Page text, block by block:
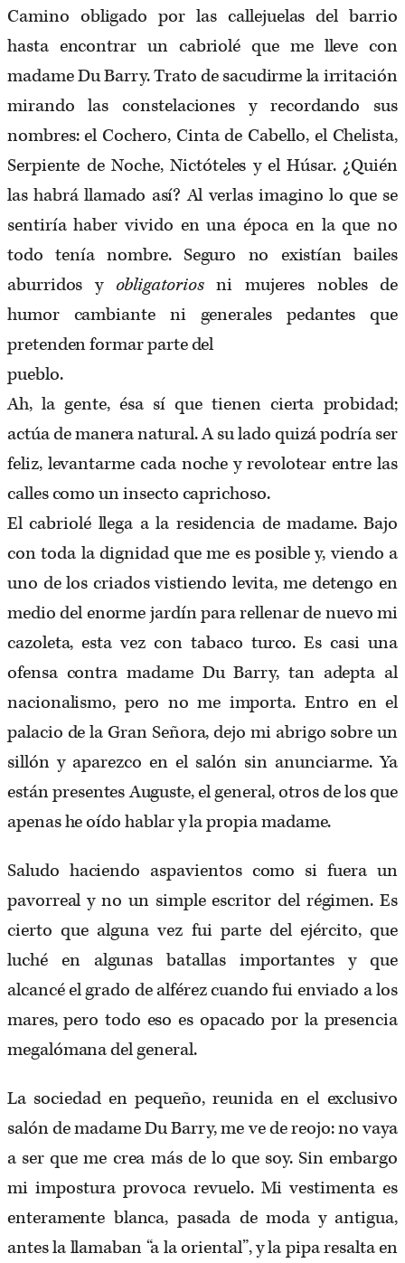
Camino obligado por las callejuelas del barrio
hasta encontrar un cabriolé que me lleve con
madame Du Barry. Trato de sacudirme la irritación
mirando las constelaciones y recordando sus
nombres: el Cochero, Cinta de Cabello, el Chelista,
Serpiente de Noche, Nictóteles y el Húsar. ¿Quién
las habrá llamado así? Al verlas imagino lo que se
sentiría haber vivido en una época en la que no
todo tenía nombre. Seguro no existían bailes
aburridos y obligatoriosni mujeres nobles de
humor cambiante ni generales pedantes que
pretenden formar parte del
pueblo.
Ah, la gente, ésa sí que tienen cierta probidad;
actúa de manera natural. A su lado quizá podría ser
feliz, levantarme cada noche y revolotear entre las
calles como un insecto caprichoso.
El cabriolé llega a la residencia de madame. Bajo
con toda la dignidad que me es posible y, viendo a
uno de los criados vistiendo levita, me detengo en
medio del enorme jardín para rellenar de nuevo mi
cazoleta, esta vez con tabaco turco. Es casi una
ofensa contra madame Du Barry, tan adepta al
nacionalismo, pero no me importa. Entro en el
palacio de la Gran Señora, dejo mi abrigo sobre un
sillón y aparezco en el salón sin anunciarme. Ya
están presentes Auguste, el general, otros de los que
apenas he oído hablar y la propia madame.
Saludo haciendo aspavientos como si fuera un
pavorreal y no un simple escritor del régimen. Es
cierto que alguna vez fui parte del ejército, que
luché en algunas batallas importantes y que
alcancé el grado de alférez cuando fui enviado a los
mares, pero todo eso es opacado por la presencia
megalómana del general.
La sociedad en pequeño, reunida en el exclusivo
salón de madame Du Barry, me ve de reojo: no vaya
a ser que me crea más de lo que soy. Sin embargo
mi impostura provoca revuelo. Mi vestimenta es
enteramente blanca, pasada de moda y antigua,
antes la llamaban “a la oriental”, y la pipa resalta en